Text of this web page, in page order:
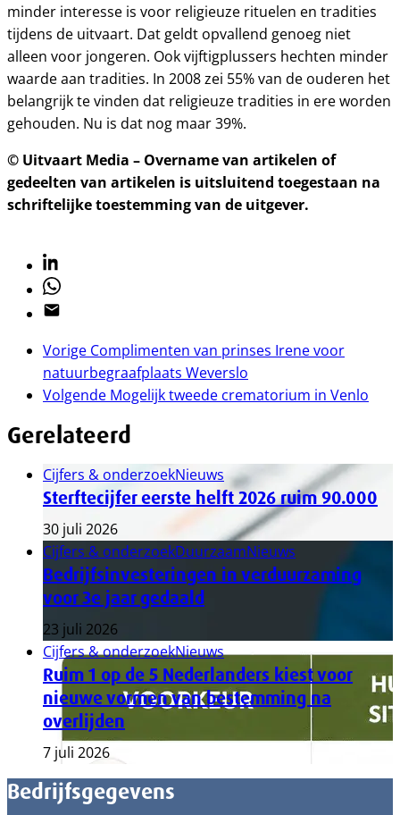
minder interesse is voor religieuze rituelen en tradities
tijdens de uitvaart. Dat geldt opvallend genoeg niet
alleen voor jongeren. Ook vijftigplussers hechten minder
waarde aan tradities. In 2008 zei 55% van de ouderen het
belangrijk te vinden dat religieuze tradities in ere worden
gehouden. Nu is dat nog maar 39%.
© Uitvaart Media – Overname van artikelen of
gedeelten van artikelen is uitsluitend toegestaan na
schriftelijke toestemming van de uitgever.
Linkedin
Whatsapp
Email
Vorige Complimenten van prinses Irene voor
natuurbegraafplaats Weverslo
Volgende Mogelijk tweede crematorium in Venlo
Gerelateerd
Cijfers & onderzoekNieuws
Sterftecijfer eerste helft 2026 ruim 90.000
30 juli 2026
Cijfers & onderzoekDuurzaamNieuws
Bedrijfsinvesteringen in verduurzaming
voor 3e jaar gedaald
23 juli 2026
Cijfers & onderzoekNieuws
Ruim 1 op de 5 Nederlanders kiest voor
nieuwe vormen van bestemming na
overlijden
7 juli 2026
Bedrijfsgegevens